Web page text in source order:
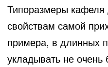
Типоразмеры кафеля
свойствам самой
примера, в длинных
укладывать не очень